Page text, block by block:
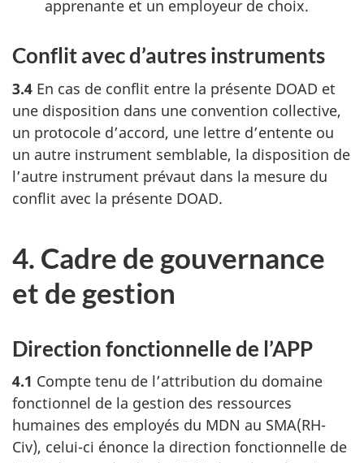
apprenante et un employeur de choix.
Conflit avec d’autres instruments
3.4 En cas de conflit entre la présente DOAD et
une disposition dans une convention collective,
un protocole d’accord, une lettre d’entente ou
un autre instrument semblable, la disposition de
l’autre instrument prévaut dans la mesure du
conflit avec la présente DOAD.
4. Cadre de gouvernance
et de gestion
Direction fonctionnelle de l’APP
4.1 Compte tenu de l’attribution du domaine
fonctionnel de la gestion des ressources
humaines des employés du MDN au SMA(RH-
Civ), celui-ci énonce la direction fonctionnelle de